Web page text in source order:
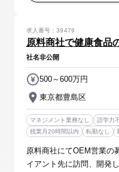
原料商社で健康食品
求人番号：39479
社名非公開
東京都豊島区
500～600万円
マネジメント業務なし 語学力
残業月20時間以内
転勤なし
原料商社にてOEM営業の募集です。 【具
イアント先に訪問、開発